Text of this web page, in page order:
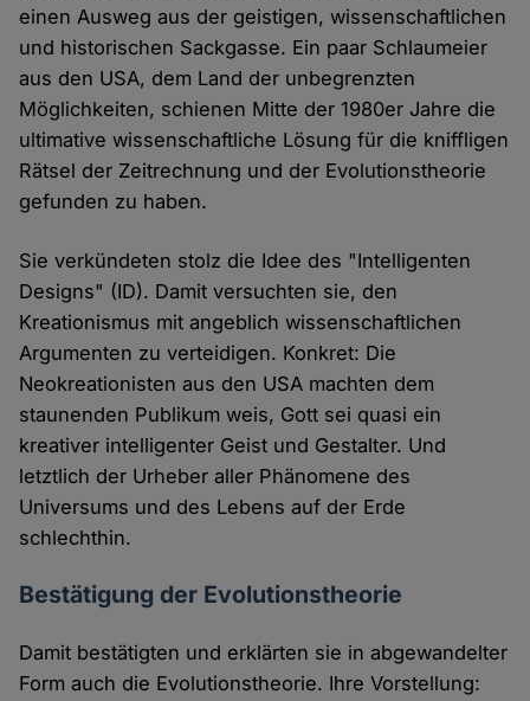
einen Ausweg aus der geistigen, wissenschaftlichen
und historischen Sackgasse. Ein paar Schlaumeier
aus den USA, dem Land der unbegrenzten
Möglichkeiten, schienen Mitte der 1980er Jahre die
ultimative wissenschaftliche Lösung für die kniffligen
Rätsel der Zeitrechnung und der Evolutionstheorie
gefunden zu haben.
Sie verkündeten stolz die Idee des "Intelligenten
Designs" (ID). Damit versuchten sie, den
Kreationismus mit angeblich wissenschaftlichen
Argumenten zu verteidigen. Konkret: Die
Neokreationisten aus den USA machten dem
staunenden Publikum weis, Gott sei quasi ein
kreativer intelligenter Geist und Gestalter. Und
letztlich der Urheber aller Phänomene des
Universums und des Lebens auf der Erde
schlechthin.
Bestätigung der Evolutionstheorie
Damit bestätigten und erklärten sie in abgewandelter
Form auch die Evolutionstheorie. Ihre Vorstellung: